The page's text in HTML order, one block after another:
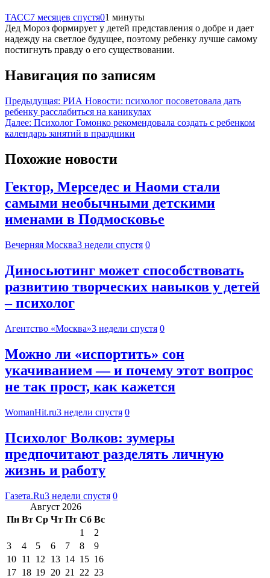
ТАСС7 месяцев спустя01 минуты
Дед Мороз формирует у детей представления о добре и дает
надежду на светлое будущее, поэтому ребенку лучше самому
постигнуть правду о его существовании.
Навигация по записям
Предыдущая: РИА Новости: психолог посоветовала дать
ребенку расслабиться на каникулах
Далее: Психолог Гомонко рекомендовала создать с ребенком
календарь занятий в праздники
Похожие новости
Гектор, Мерседес и Наоми стали
самыми необычными детскими
именами в Подмосковье
Вечерняя Москва3 недели спустя 0
Диносьютинг может способствовать
развитию творческих навыков у детей
– психолог
Агентство «Москва»3 недели спустя 0
Можно ли «испортить» сон
укачиванием — и почему этот вопрос
не так прост, как кажется
WomanHit.ru3 недели спустя 0
Психолог Волков: зумеры
предпочитают разделять личную
жизнь и работу
Газета.Ru3 недели спустя 0
Август 2026
Пн Вт Ср Чт Пт Сб Вс
1
2
3
4 5 6 7 8
9
10 11 12 13 14 15 16
17 18 19 20 21 22 23